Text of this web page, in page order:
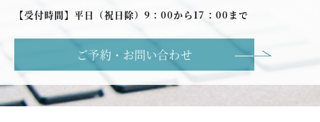
【受付時間】平日（祝日除）9：00から17：00まで
ご予約・お問い合わせ